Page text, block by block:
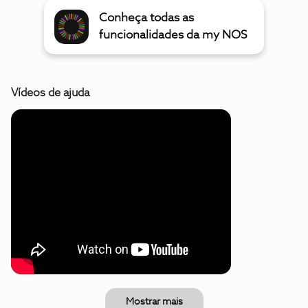
Conheça todas as
funcionalidades da my NOS
Vídeos de ajuda
Mostrar mais